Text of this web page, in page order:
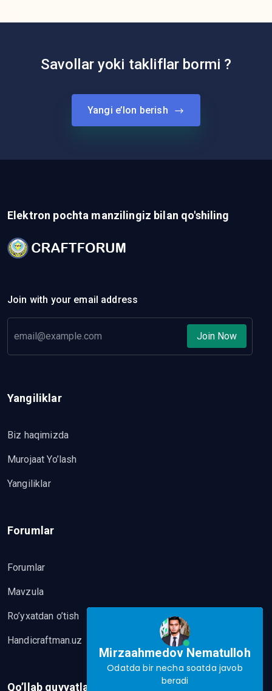
Savollar yoki takliflar bormi ?
Yangi e’lon berish
Elektron pochta manzilingiz bilan qo'shiling
Join with your email address
Join Now
Yangiliklar
Biz haqimizda
Murojaat Yo’lash
Yangiliklar
Forumlar
Forumlar
Mavzula
Ro’yxatdan o’tish
Handicraftman.uz
Qo’llab quvvatlash
Mirzaahmedov Nematulloh
Odatda bir necha soatda javob
beradi